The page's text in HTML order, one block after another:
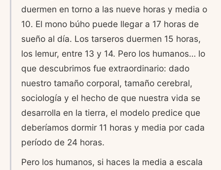
duermen en torno a las nueve horas y media o
10. El mono búho puede llegar a 17 horas de
sueño al día. Los tarseros duermen 15 horas,
los lemur, entre 13 y 14. Pero los humanos… lo
que descubrimos fue extraordinario: dado
nuestro tamaño corporal, tamaño cerebral,
sociología y el hecho de que nuestra vida se
desarrolla en la tierra, el modelo predice que
deberíamos dormir 11 horas y media por cada
período de 24 horas.
Pero los humanos, si haces la media a escala